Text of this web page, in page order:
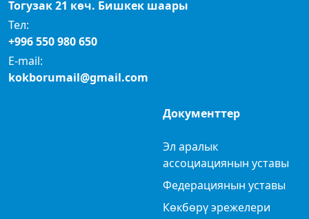
Тогузак 21 көч. Бишкек шаары
Тел:
+996 550 980 650
E-mail:
kokborumail@gmail.com
Документтер
Эл аралык
ассоциациянын уставы
Федерациянын уставы
Көкбөрү эрежелери